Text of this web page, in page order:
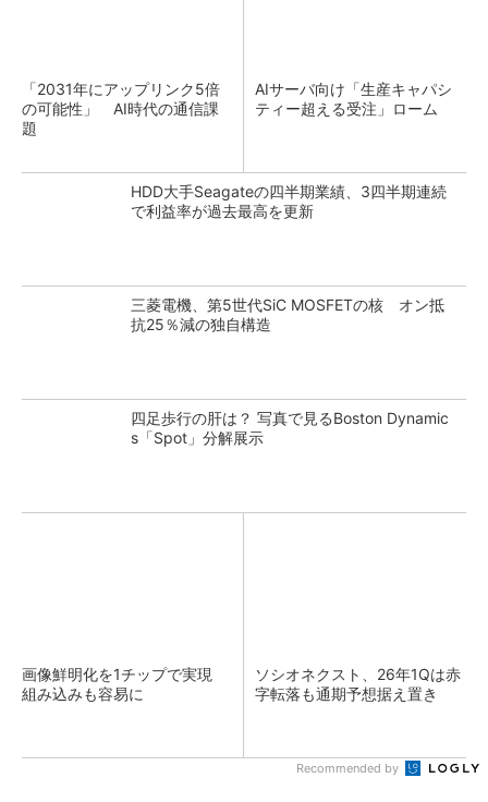
「2031年にアップリンク5倍
の可能性」 AI時代の通信課
題
AIサーバ向け「生産キャパシ
ティー超える受注」ローム
HDD大手Seagateの四半期業績、3四半期連続
で利益率が過去最高を更新
三菱電機、第5世代SiC MOSFETの核 オン抵
抗25％減の独自構造
四足歩行の肝は？ 写真で見るBoston Dynamic
s「Spot」分解展示
画像鮮明化を1チップで実現
組み込みも容易に
ソシオネクスト、26年1Qは赤
字転落も通期予想据え置き
Recommended by